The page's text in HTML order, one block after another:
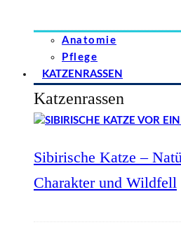
Anatomie
Pflege
KATZENRASSEN
Katzenrassen
Sibirische Katze –
Charakter und Wildfell